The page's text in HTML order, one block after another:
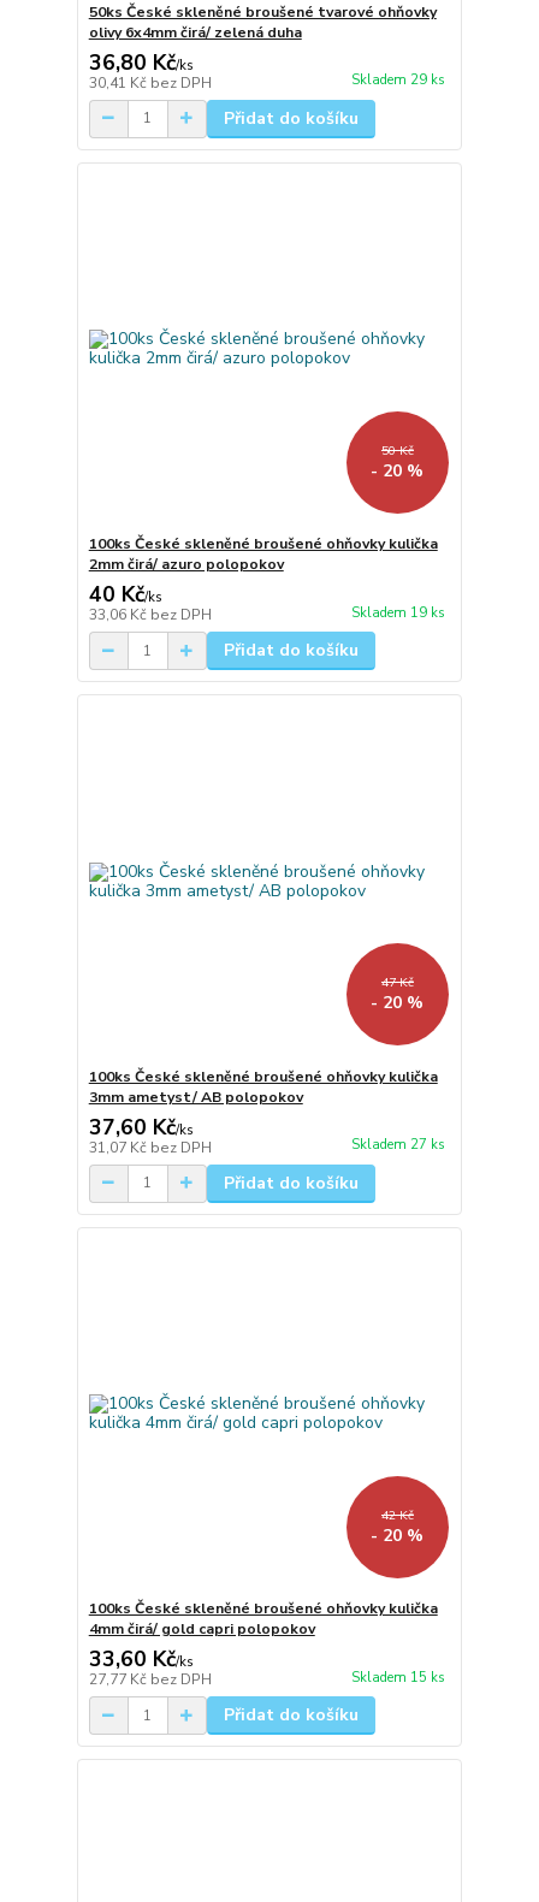
50ks České skleněné broušené tvarové ohňovky
olivy 6x4mm čirá/ zelená duha
36,80 Kč/ks
30,41 Kč bez DPH Skladem 29 ks
Přidat do košíku
50 Kč
- 20 %
100ks České skleněné broušené ohňovky kulička
2mm čirá/ azuro polopokov
40 Kč/ks
33,06 Kč bez DPH Skladem 19 ks
Přidat do košíku
47 Kč
- 20 %
100ks České skleněné broušené ohňovky kulička
3mm ametyst/ AB polopokov
37,60 Kč/ks
31,07 Kč bez DPH Skladem 27 ks
Přidat do košíku
42 Kč
- 20 %
100ks České skleněné broušené ohňovky kulička
4mm čirá/ gold capri polopokov
33,60 Kč/ks
27,77 Kč bez DPH Skladem 15 ks
Přidat do košíku